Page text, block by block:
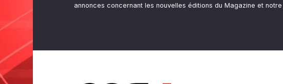
annonces concernant les nouvelles éditions du Magazine et notre